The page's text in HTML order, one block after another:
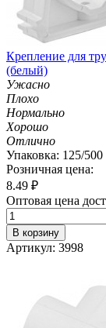
Крепление для
(белый)
Ужасно
Плохо
Нормально
Хорошо
Отлично
Упаковка: 125/500
Розничная цена:
8.49 ₽
Оптовая цена
В корзину
Артикул: 3998